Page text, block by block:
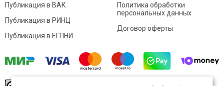
Публикация в ВАК
Публикация в РИНЦ
Публикация в ЕГПНИ
Политика обработки
персональных данных
Договор оферты